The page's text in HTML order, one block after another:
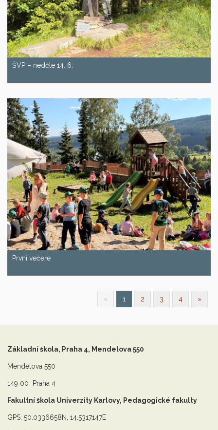
ŠVP – neděle 14. 6.
První večeře
« 1 2 3 4 »
Základní škola, Praha 4, Mendelova 550
Mendelova 550
149 00 Praha 4
Fakultní škola Univerzity Karlovy, Pedagogické fakulty
GPS: 50.0336658N, 14.5317147E